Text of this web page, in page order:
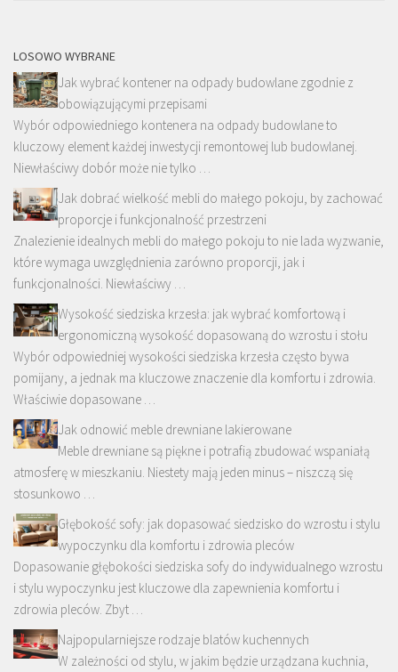
LOSOWO WYBRANE
Jak wybrać kontener na odpady budowlane zgodnie z
obowiązującymi przepisami
Wybór odpowiedniego kontenera na odpady budowlane to
kluczowy element każdej inwestycji remontowej lub budowlanej.
Niewłaściwy dobór może nie tylko …
Jak dobrać wielkość mebli do małego pokoju, by zachować
proporcje i funkcjonalność przestrzeni
Znalezienie idealnych mebli do małego pokoju to nie lada wyzwanie,
które wymaga uwzględnienia zarówno proporcji, jak i
funkcjonalności. Niewłaściwy …
Wysokość siedziska krzesła: jak wybrać komfortową i
ergonomiczną wysokość dopasowaną do wzrostu i stołu
Wybór odpowiedniej wysokości siedziska krzesła często bywa
pomijany, a jednak ma kluczowe znaczenie dla komfortu i zdrowia.
Właściwie dopasowane …
Jak odnowić meble drewniane lakierowane
Meble drewniane są piękne i potrafią zbudować wspaniałą
atmosferę w mieszkaniu. Niestety mają jeden minus – niszczą się
stosunkowo …
Głębokość sofy: jak dopasować siedzisko do wzrostu i stylu
wypoczynku dla komfortu i zdrowia pleców
Dopasowanie głębokości siedziska sofy do indywidualnego wzrostu
i stylu wypoczynku jest kluczowe dla zapewnienia komfortu i
zdrowia pleców. Zbyt …
Najpopularniejsze rodzaje blatów kuchennych
W zależności od stylu, w jakim będzie urządzana kuchnia,